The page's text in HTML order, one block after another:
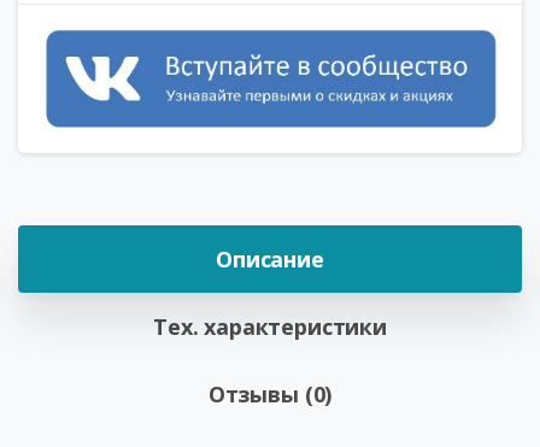
Описание
Тех. характеристики
Отзывы (0)